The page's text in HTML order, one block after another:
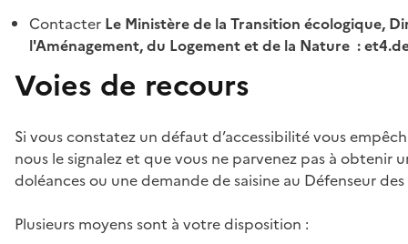
Contacter Le Ministère de la Transition écologique,
l'Aménagement, du Logement et de la Nature :
Voies de recours
Si vous constatez un défaut d’accessibilité vous
nous le signalez et que vous ne parvenez pas à
doléances ou une demande de saisine au Défenseur
Plusieurs moyens sont à votre disposition :